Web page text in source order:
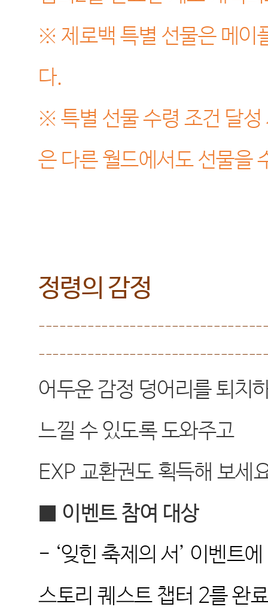
※ 제로백 특별 선물은 메이
다.
※특별 선물 수령 조건 달성
은 다른 월드에서도 선물을
정령의 감정
어두운 감정 덩어리를 퇴치
느낄 수 있도록 도와주고
EXP교환권도 획득해 보세
이벤트 참여 대상
- ‘잊힌 축제의 서’ 이벤트
스토리 퀘스트 챕터 2를 완